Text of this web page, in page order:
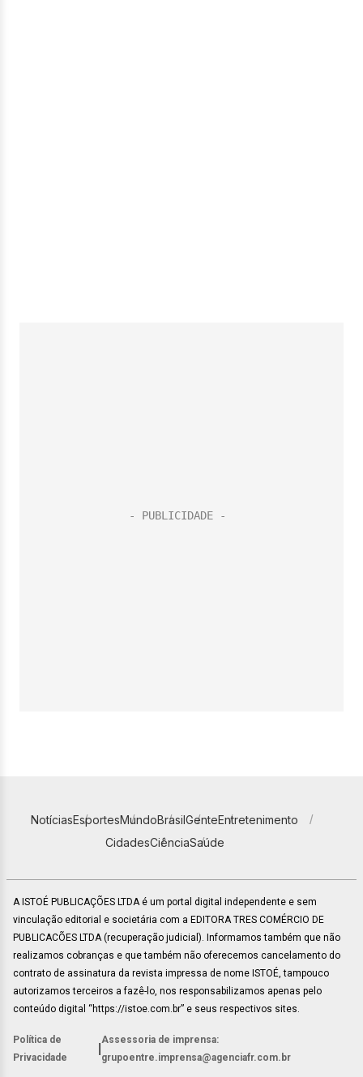
NotíciasEsportesMundoBrasilGenteEntretenimento
CidadesCiênciaSaúde
A ISTOÉ PUBLICAÇÕES LTDA é um portal digital independente e sem
vinculação editorial e societária com a EDITORA TRES COMÉRCIO DE
PUBLICACÕES LTDA (recuperação judicial). Informamos também que não
realizamos cobranças e que também não oferecemos cancelamento do
contrato de assinatura da revista impressa de nome ISTOÉ, tampouco
autorizamos terceiros a fazê-lo, nos responsabilizamos apenas pelo
conteúdo digital “https://istoe.com.br” e seus respectivos sites.
Política de
Privacidade
Assessoria de imprensa:
grupoentre.imprensa@agenciafr.com.br